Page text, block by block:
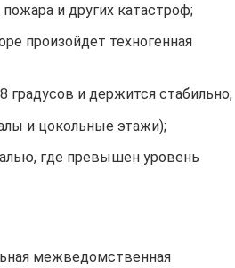
и других катастроф;
произойдет техногенная
градусов и держится стабильно;
и цокольные этажи);
где превышен уровень
межведомственная